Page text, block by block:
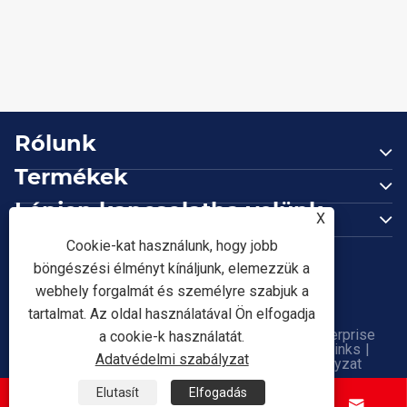
Rólunk
Termékek
Lépjen kapcsolatba velünk
KÖVESS MINKET
Copyright © 2026 Tianjin Shunchen Hongye Enterprise
Links |
Sitemap | RSS | XML | Adatvédelmi szabályzat
X
Cookie-kat használunk, hogy jobb
böngészési élményt kínáljunk, elemezzük a
webhely forgalmát és személyre szabjuk a
tartalmat. Az oldal használatával Ön elfogadja
a cookie-k használatát.
Adatvédelmi szabályzat
Elutasít Elfogadás